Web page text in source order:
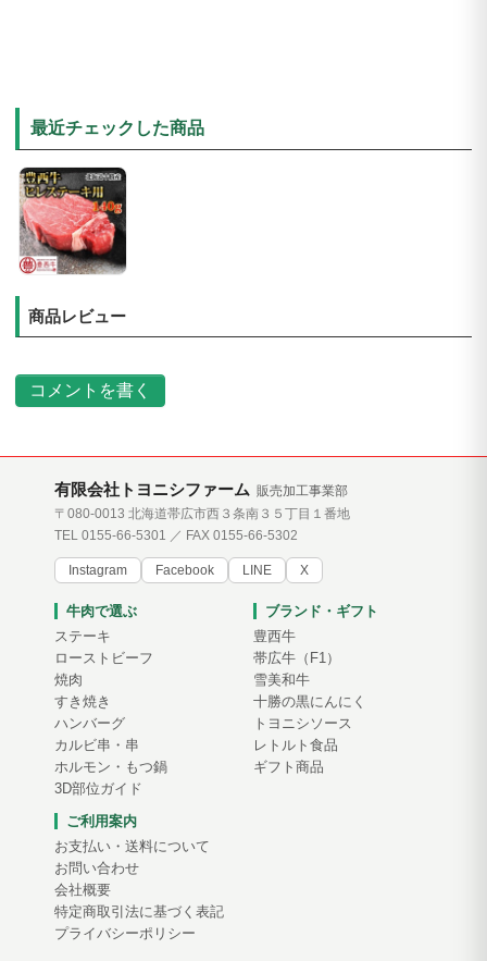
最近チェックした商品
商品レビュー
コメントを書く
有限会社トヨニシファーム 販売加工事業部
〒080-0013 北海道帯広市西３条南３５丁目１番地
TEL 0155-66-5301 ／ FAX 0155-66-5302
Instagram Facebook LINE X
牛肉で選ぶ
ステーキ
ローストビーフ
焼肉
すき焼き
ハンバーグ
カルビ串・串
ホルモン・もつ鍋
3D部位ガイド
ブランド・ギフト
豊西牛
帯広牛（F1）
雪美和牛
十勝の黒にんにく
トヨニシソース
レトルト食品
ギフト商品
ご利用案内
お支払い・送料について
お問い合わせ
会社概要
特定商取引法に基づく表記
プライバシーポリシー